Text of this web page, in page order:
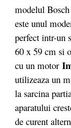
modelul
este unul
perfect intr-un
60 x 59 cm si
cu un motor
utilizeaza un
la sarcina
aparatului
de curent